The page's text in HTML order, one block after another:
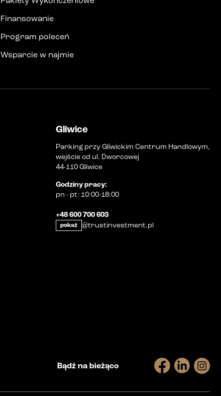
Finansowanie
Program poleceń
Wsparcie w najmie
Gliwice
Parking przy Gliwickim Centrum Handlowym,
wejście od ul. Dworcowej
44-110 Gliwice
Godziny pracy:
pn - pt: 10:00-18:00
+48 600 700 603
pokaż @trustinvestment.pl
Bądź na bieżąco